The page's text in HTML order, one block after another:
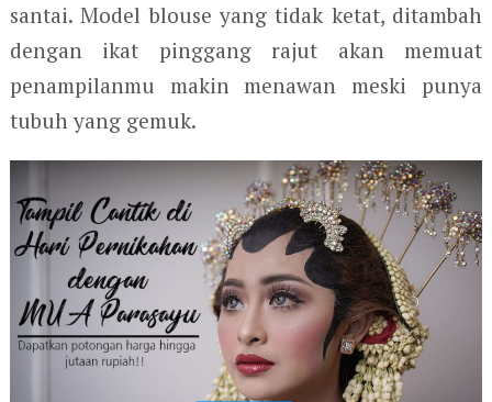
santai. Model blouse yang tidak ketat, ditambah
dengan ikat pinggang rajut akan memuat
penampilanmu makin menawan meski punya
tubuh yang gemuk.